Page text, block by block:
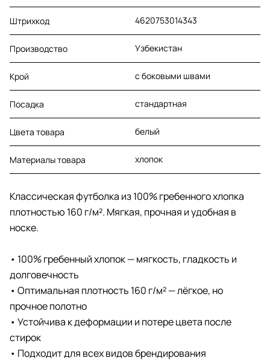
Штрихкод 4620753014343
Производство Узбекистан
Крой с боковыми швами
Посадка стандартная
Цвета товара белый
Материалы товара хлопок
Классическая футболка из 100% гребенного хлопка
плотностью 160 г/м². Мягкая, прочная и удобная в
носке.
• 100% гребенный хлопок — мягкость, гладкость и
долговечность
• Оптимальная плотность 160 г/м² — лёгкое, но
прочное полотно
• Устойчива к деформации и потере цвета после
стирок
• Подходит для всех видов брендирования